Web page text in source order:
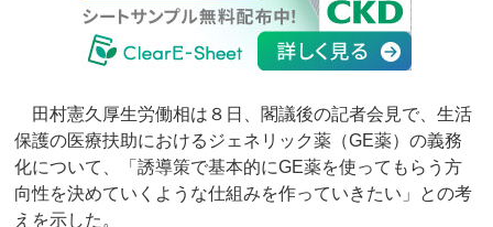
田村憲久厚生労働相は８日、閣議後の記者会見で、生活
保護の医療扶助におけるジェネリック薬（GE薬）の義務
化について、「誘導策で基本的にGE薬を使ってもらう方
向性を決めていくような仕組みを作っていきたい」との考
えを示した。